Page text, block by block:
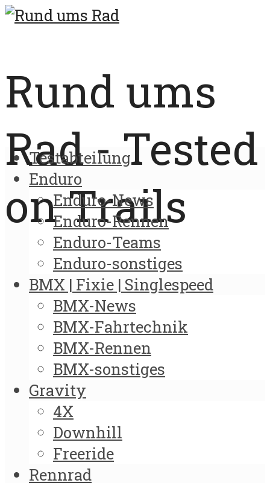
Rund ums
Rad - Tested
on Trails
Testabteilung
Enduro
Enduro-News
Enduro-Rennen
Enduro-Teams
Enduro-sonstiges
BMX | Fixie | Singlespeed
BMX-News
BMX-Fahrtechnik
BMX-Rennen
BMX-sonstiges
Gravity
4X
Downhill
Freeride
Rennrad